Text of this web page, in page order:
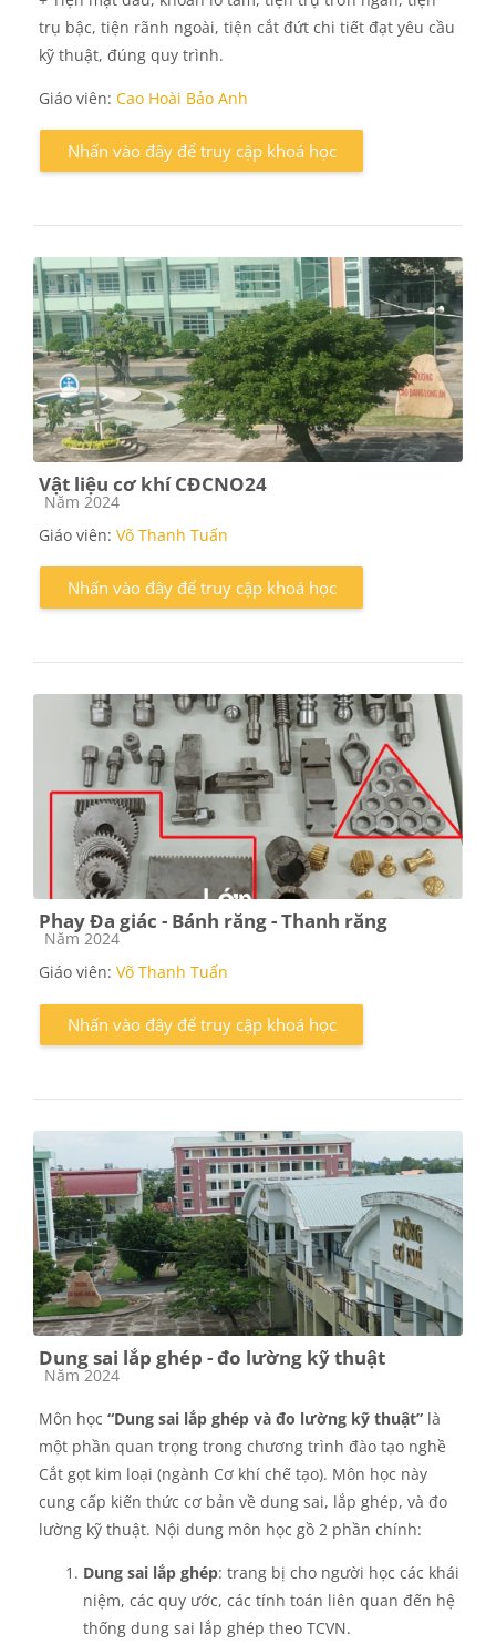
trụ bậc, tiện rãnh ngoài, tiện cắt đứt chi tiết đạt yêu cầu
kỹ thuật, đúng quy trình.
Giáo viên: Cao Hoài Bảo Anh
Nhấn vào đây để truy cập khoá học
Vật liệu cơ khí CĐCNO24
Các loại khóa học
Năm 2024
Giáo viên: Võ Thanh Tuấn
Nhấn vào đây để truy cập khoá học
Phay Đa giác - Bánh răng - Thanh răng
Các loại khóa học
Năm 2024
Giáo viên: Võ Thanh Tuấn
Nhấn vào đây để truy cập khoá học
Dung sai lắp ghép - đo lường kỹ thuật
Các loại khóa học
Năm 2024
Môn học “Dung sai lắp ghép và đo lường kỹ thuật” là
một phần quan trọng trong chương trình đào tạo nghề
Cắt gọt kim loại (ngành Cơ khí chế tạo). Môn học này
cung cấp kiến thức cơ bản về dung sai, lắp ghép, và đo
lường kỹ thuật. Nội dung môn học gồ 2 phần chính:
Dung sai lắp ghép: trang bị cho người học các khái
niệm, các quy ước, các tính toán liên quan đến hệ
thống dung sai lắp ghép theo TCVN.